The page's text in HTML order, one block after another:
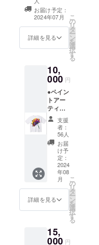
海外では
歌舞伎絵を
花で再現す
る「花歌舞
をはじめ、
ローマ教皇
やベトナム
共産党書記
長等、 VIP
に捧げる作
品も創作す
る。これら
「情熱大
陸」等、テ
オ・新聞・
等、多く
の メ
に参加アーティ
スト全員のサイ
ン ●参加アー
メッセージカー
ド
お届け予定：
2024年07月
詳細を見る
こ
の
リ
タ
ー
ン
を
選
択
す
る
10,
000 円
●ペイン
トアー
ティス
ト さと
うたけ
しデザ
イン
「明日
という
名の
種」オ
リジナ
ルTシャ
ツ ※ペ
イント
アー
トとし
て活躍
支援
者：
56人
お届
け予
定：
2024
年08
月
詳細を見る
こ
の
リ
タ
ー
ン
を
選
択
す
る
15,
000 円